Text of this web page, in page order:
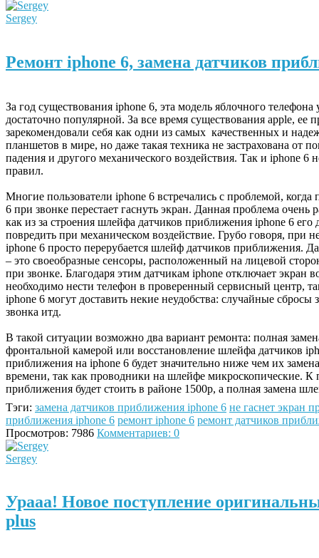
Sergey
Ремонт iphone 6, замена датчиков
За год существования iphone 6, эта модель яблочного телефона
достаточно популярной. За все время существования apple, ее
зарекомендовали себя как одни из самых качественных и
планшетов в мире, но даже такая техника не застрахована от
падения и другого механического воздействия. Так и iphone 6
правил.
Многие пользователи iphone 6 встречались с проблемой, когда
6 при звонке перестает гаснуть экран. Данная проблема очень
как из за строения шлейфа датчиков приближения iphone 6 его
повредить при механическом воздействие. Грубо говоря, при
iphone 6 просто перерубается шлейф датчиков приближения.
– это своеобразные сенсоры, расположенный на лицевой
при звонке. Благодаря этим датчикам iphone отключает экран
необходимо нести телефон в проверенный сервисный центр,
iphone 6 могут доставить некие неудобства: случайные
звонка итд.
В такой ситуации возможно два вариант ремонта: полная
фронтальной камерой или восстановление шлейфа датчиков
приближения на iphone 6 будет значительно ниже чем их
времени, так как проводники на шлейфе микроскопические. К
приближения будет стоить в районе 1500р, а полная замена
Тэги: замена датчиков приближения iphone 6 не гаснет экран
приближения iphone 6 ремонт iphone 6 ремонт датчиков
Просмотров: 7986 Комментариев: 0
Sergey
Урааа! Новое поступление
plus